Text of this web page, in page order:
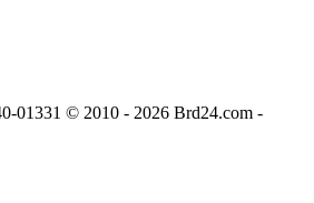
01331 © 2010 - 2026 Brd24.com -